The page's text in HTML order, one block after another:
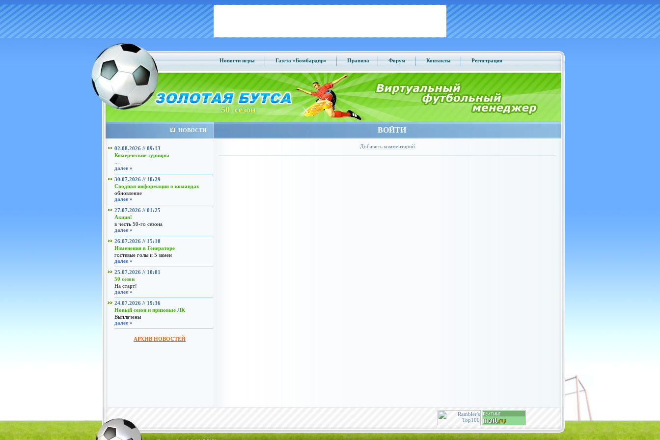
Новости игры Газета «Бомбардир» Правила Форум Контакты Регистрация
50 сезон
НОВОСТИ
02.08.2026 // 09:13
Комерческие турниры
далее »
30.07.2026 // 18:29
Сводная информация о командах
обновление
далее »
27.07.2026 // 01:25
Акция!
в честь 50-го сезона
далее »
26.07.2026 // 15:10
Изменения в Генераторе
гостевые голы и 5 замен
далее »
25.07.2026 // 10:01
50 сезон
На старт!
далее »
24.07.2026 // 19:36
Новый сезон и призовые ЛК
Выплачены
далее »
АРХИВ НОВОСТЕЙ
ВОЙТИ
Добавить комментарий